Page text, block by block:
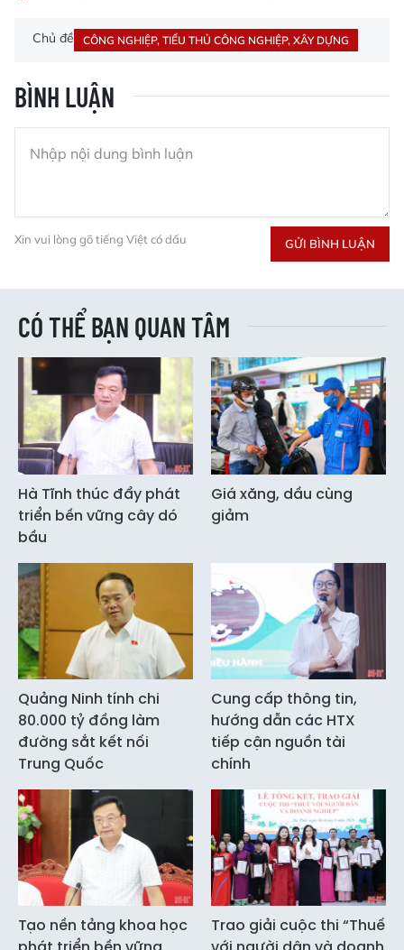
Chủ đề CÔNG NGHIỆP, TIỂU THỦ CÔNG NGHIỆP, XÂY DỰNG
BÌNH LUẬN
Xin vui lòng gõ tiếng Việt có dấu GỬI BÌNH LUẬN
CÓ THỂ BẠN QUAN TÂM
Hà Tĩnh thúc đẩy phát
triển bền vững cây dó
bầu
Giá xăng, dầu cùng
giảm
Quảng Ninh tính chi
80.000 tỷ đồng làm
đường sắt kết nối
Trung Quốc
Cung cấp thông tin,
hướng dẫn các HTX
tiếp cận nguồn tài
chính
Tạo nền tảng khoa học
Trao giải cuộc thi “Thuế